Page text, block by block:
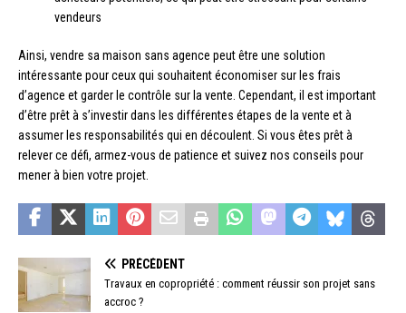
vendeurs
Ainsi, vendre sa maison sans agence peut être une solution
intéressante pour ceux qui souhaitent économiser sur les frais
d’agence et garder le contrôle sur la vente. Cependant, il est important
d’être prêt à s’investir dans les différentes étapes de la vente et à
assumer les responsabilités qui en découlent. Si vous êtes prêt à
relever ce défi, armez-vous de patience et suivez nos conseils pour
mener à bien votre projet.
PRÉCÉDENT
Travaux en copropriété : comment réussir son projet sans
accroc ?